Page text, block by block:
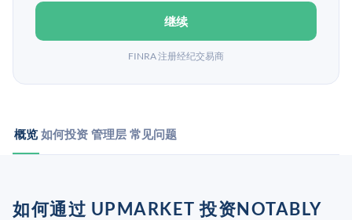
继续
FINRA 注册经纪交易商
概览 如何投资 管理层 常见问题
如何通过 UPMARKET 投资NOTABLY